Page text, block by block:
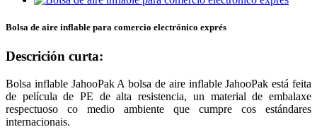
Bolsa de aire inflable para comercio electrónico exprés
Descrición curta:
Bolsa inflable JahooPak A bolsa de aire inflable JahooPak está feita
de película de PE de alta resistencia, un material de embalaxe
respectuoso co medio ambiente que cumpre cos estándares
internacionais.